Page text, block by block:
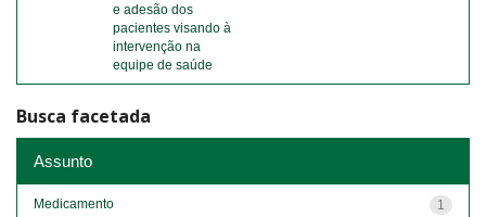
e adesão dos
pacientes visando à
intervenção na
equipe de saúde
Busca facetada
Assunto
1
Medicamento